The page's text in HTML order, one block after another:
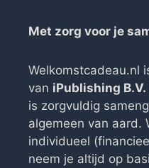
Met zorg voor je
Welkomstcadeau.nl
van iPublishing B.V.
is zorgvuldig
algemeen van aard.
individueel
neem je altijd op